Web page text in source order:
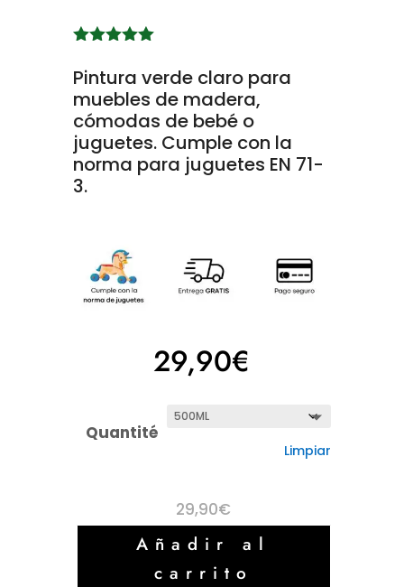
con5.00
de 5 en
base a
valoracione
s de
clientes
Pintura verde claro para
muebles de madera,
cómodas de bebé o
juguetes. Cumple con la
norma para juguetes EN 71-
3.
29,90€
Quantité
Limpiar
29,90€
Añadir al
carrito